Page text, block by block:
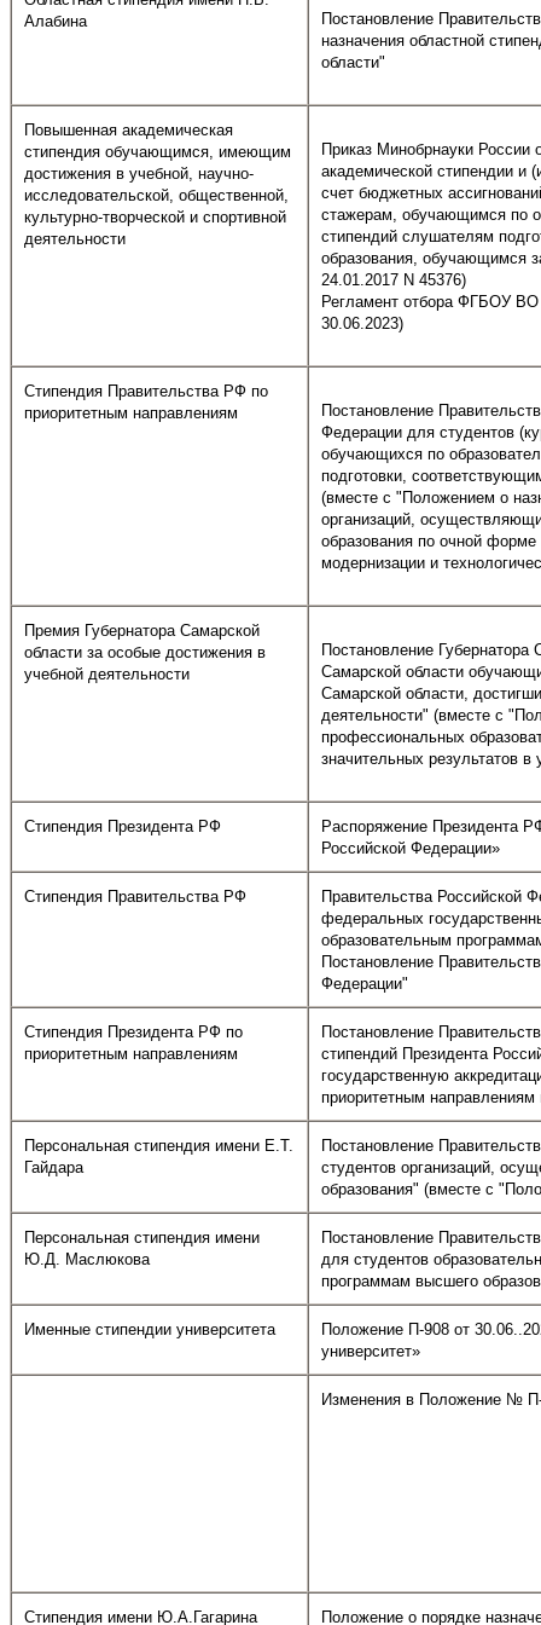
Алабина
Постановление
назначения областной
области"
Повышенная академическая
стипендия обучающимся, имеющим
достижения в учебной, научно-
исследовательской, общественной,
культурно-творческой и спортивной
деятельности
Приказ Минобрнауки России
академической стипендии и
счет бюджетных
стажерам, обучающимся по
стипендий слушателям
образования, обучающимся
24.01.2017 N 45376)
Регламент отбора ФГБОУ ВО
30.06.2023)
Стипендия Правительства РФ по
приоритетным направлениям
Постановление
Федерации для студентов
обучающихся по
подготовки,
(вместе с "Положением о
организаций,
образования по очной
модернизации и
Премия Губернатора Самарской
области за особые достижения в
учебной деятельности
Постановление
Самарской области
Самарской области,
деятельности" (вместе с
профессиональных
значительных результатов
Стипендия Президента РФ
Распоряжение Президента
Российской Федерации»
Стипендия Правительства РФ
Правительства Российской
федеральных
образовательным
Постановление
Федерации"
Стипендия Президента РФ по
приоритетным направлениям
Постановление
стипендий Президента
государственную
приоритетным направлениям
Персональная стипендия имени Е.Т.
Гайдара
Постановление
студентов организаций,
образования" (вместе с
Персональная стипендия имени
Ю.Д. Маслюкова
Постановление
для студентов
программам высшего
Именные стипендии университета
Положение П-908 от
университет»
Изменения в Положение № П-
Стипендия имени Ю.А.Гагарина Положение о порядке